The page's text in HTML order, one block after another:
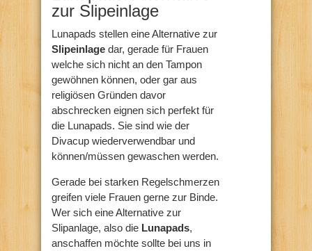
zur Slipeinlage
Lunapads stellen eine Alternative zur
Slipeinlage dar, gerade für Frauen
welche sich nicht an den Tampon
gewöhnen können, oder gar aus
religiösen Gründen davor
abschrecken eignen sich perfekt für
die Lunapads. Sie sind wie der
Divacup wiederverwendbar und
können/müssen gewaschen werden.
Gerade bei starken Regelschmerzen
greifen viele Frauen gerne zur Binde.
Wer sich eine Alternative zur
Slipanlage, also die Lunapads,
anschaffen möchte sollte bei uns in